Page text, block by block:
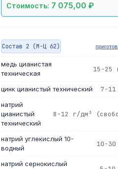
Стоимость: 7 075,00 ₽
Состав 2 (М-Ц 62)
медь цианистая
техническая
15-25
цинк цианистый технический 7-
натрий
цианистый
технический
8-12 г/дм³
натрий углекислый 10-
водный
10-
натрий сернокислый